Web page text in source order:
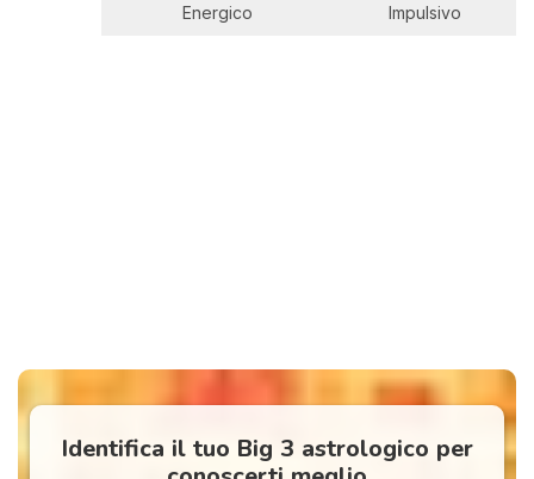
Energico Impulsivo
Identifica il tuo Big 3 astrologico per